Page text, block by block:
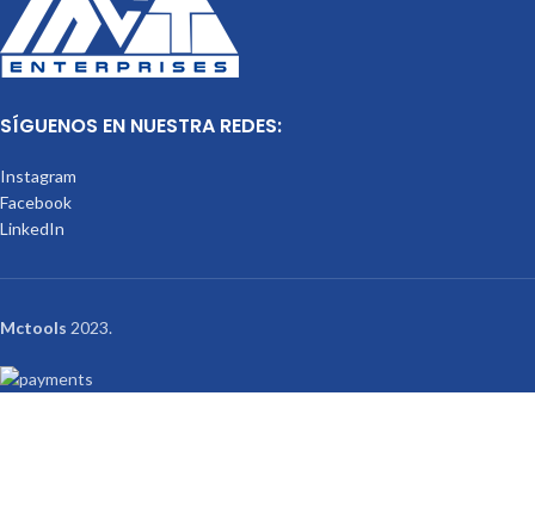
SÍGUENOS EN NUESTRA REDES:
Instagram
Facebook
LinkedIn
Mctools 2023.